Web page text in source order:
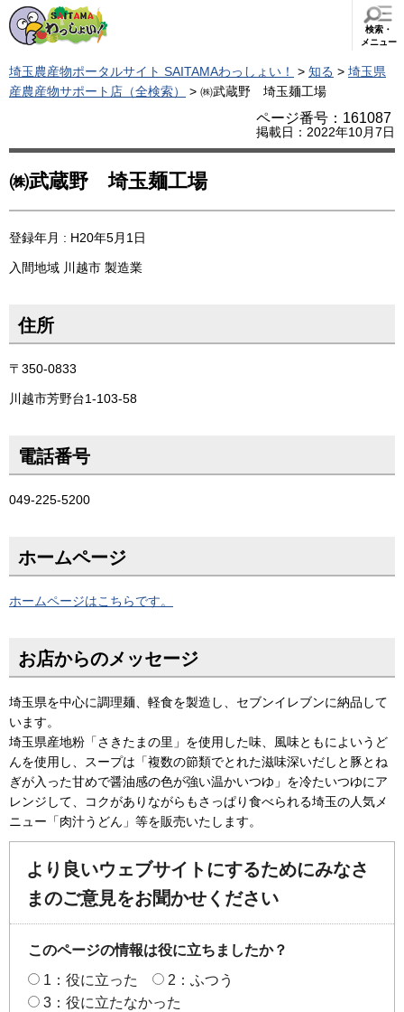
検索・
メニュー
埼玉農産物ポータルサイト SAITAMAわっしょい！ > 知る > 埼玉県
産農産物サポート店（全検索）
> ㈱武蔵野 埼玉麺工場
ページ番号：161087
掲載日：2022年10月7日
㈱武蔵野 埼玉麺工場
登録年月 : H20年5月1日
入間地域 川越市 製造業
住所
〒350-0833
川越市芳野台1-103-58
電話番号
049-225-5200
ホームページ
ホームページはこちらです。
お店からのメッセージ
埼玉県を中心に調理麺、軽食を製造し、セブンイレブンに納品して
います。
埼玉県産地粉「さきたまの里」を使用した味、風味ともによいうど
んを使用し、スープは「複数の節類でとれた滋味深いだしと豚とね
ぎが入った甘めで醤油感の色が強い温かいつゆ」を冷たいつゆにア
レンジして、コクがありながらもさっぱり食べられる埼玉の人気メ
ニュー「肉汁うどん」等を販売いたします。
より良いウェブサイトにするためにみなさ
まのご意見をお聞かせください
このページの情報は役に立ちましたか？
1：役に立った
2：ふつう
3：役に立たなかった